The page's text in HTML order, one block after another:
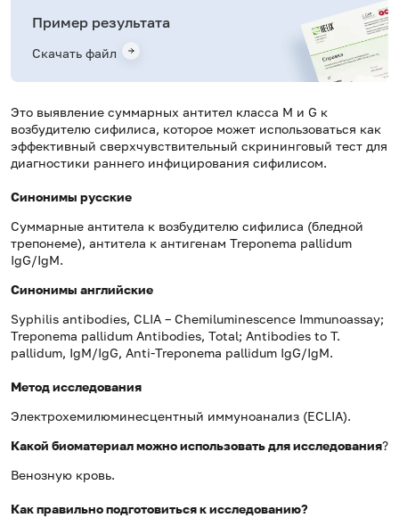
Это выявление суммарных антител класса M и G к
возбудителю сифилиса, которое может использоваться как
эффективный сверхчувствительный скрининговый тест для
диагностики раннего инфицирования сифилисом.
Синонимы русские
Суммарные антитела к возбудителю сифилиса (бледной
трепонеме), антитела к антигенам Treponema pallidum
IgG/IgM.
Синонимы английские
Syphilis antibodies, СLIA – Chemiluminescence Immunoassay;
Treponema pallidum Antibodies, Total; Antibodies to T.
pallidum, IgM/IgG, Anti-Treponema pallidum IgG/IgM.
Метод исследования
Электрохемилюминесцентный иммуноанализ (ECLIA).
Какой биоматериал можно использовать для исследования?
Венозную кровь.
Как правильно подготовиться к исследованию?
Пример результата
Скачать файл